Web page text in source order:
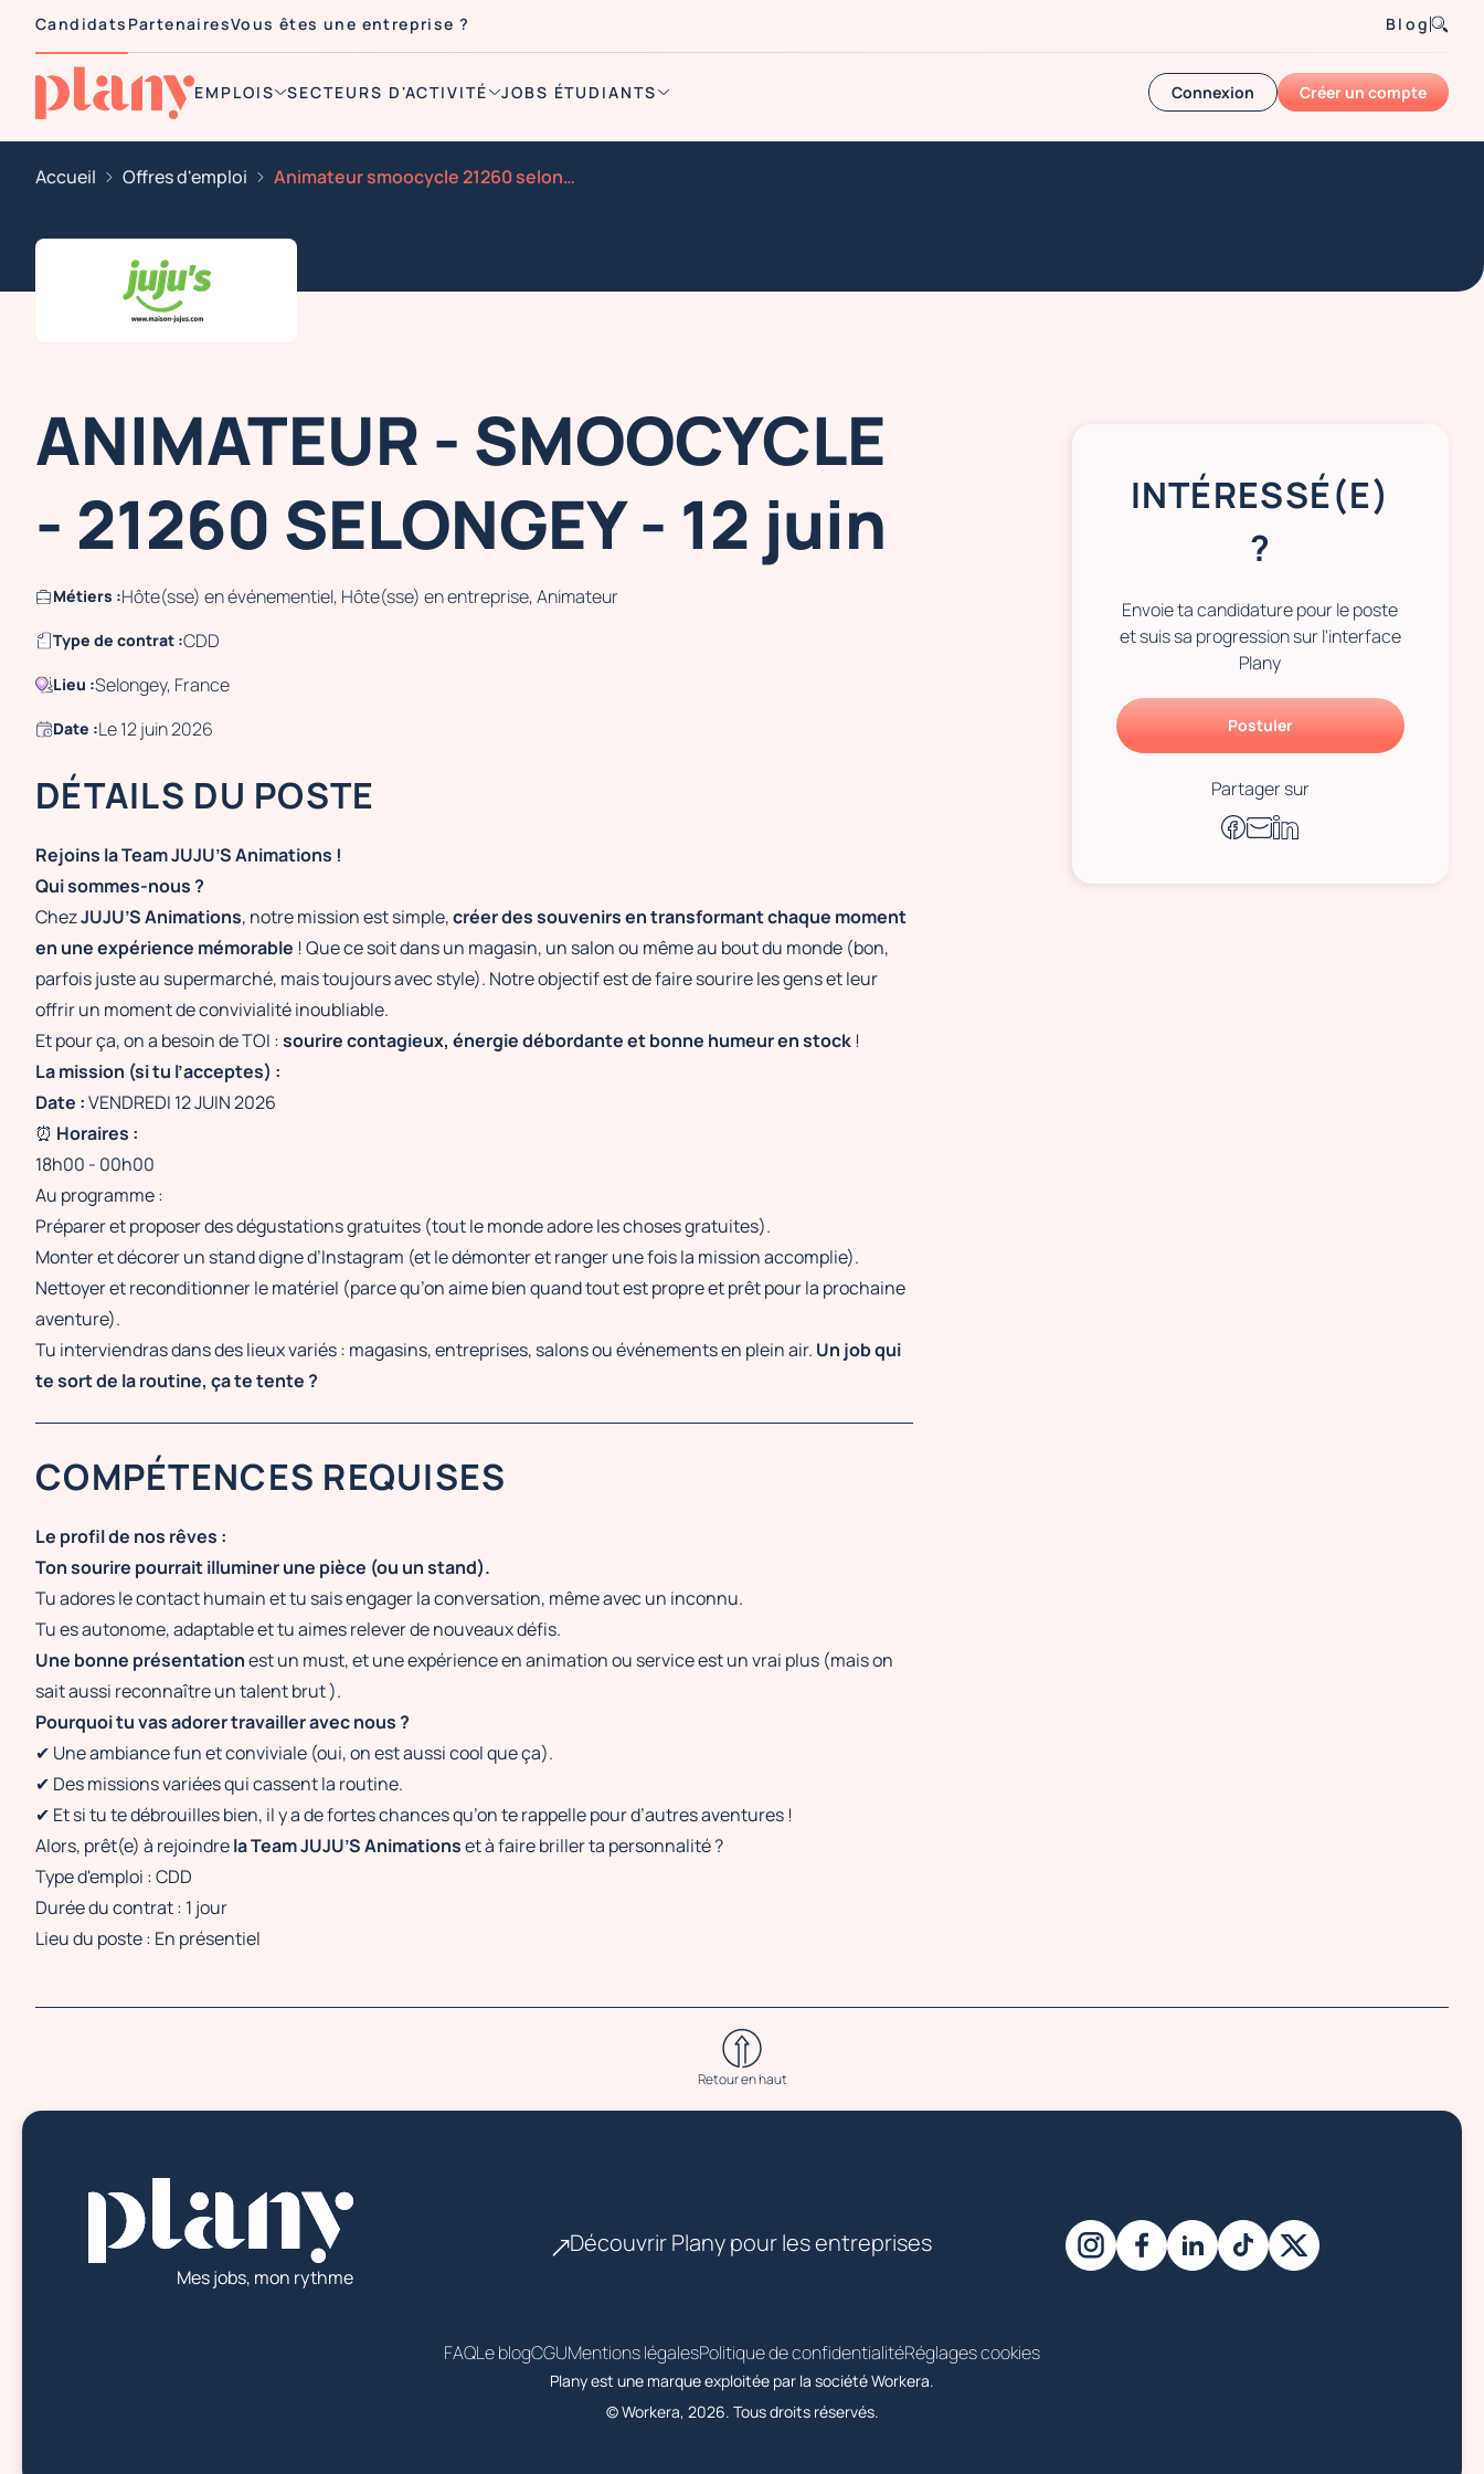
Candidats PartenairesVous êtes une entreprise ? Blog
EMPLOIS SECTEURS D'ACTIVITÉ JOBS ÉTUDIANTS Connexion Créer un compte
Accueil Offres d'emploi Animateur smoocycle 21260 selongey 12 juin
ANIMATEUR - SMOOCYCLE
- 21260 SELONGEY - 12 juin
Métiers :Hôte(sse) en événementiel, Hôte(sse) en entreprise, Animateur
Type de contrat :CDD
Lieu :Selongey, France
Date :Le 12 juin 2026
DÉTAILS DU POSTE
Rejoins la Team JUJU’S Animations !
Qui sommes-nous ?
ChezJUJU’S Animations, notre mission est simple,créer des souvenirs en transformant chaque moment
en une expérience mémorable ! Que ce soit dans un magasin, un salon ou même au bout du monde (bon,
parfois juste au supermarché, mais toujours avec style). Notre objectif est de faire sourire les gens et leur
offrir un moment de convivialité inoubliable.
Et pour ça, on a besoin de TOI :sourire contagieux, énergie débordante et bonne humeur en stock !
La mission (si tu l’acceptes) :
Date :VENDREDI 12 JUIN 2026
⏰ Horaires :
18h00 - 00h00
Au programme :
Préparer et proposer des dégustations gratuites (tout le monde adore les choses gratuites).
Monter et décorer un stand digne d’Instagram (et le démonter et ranger une fois la mission accomplie).
Nettoyer et reconditionner le matériel (parce qu’on aime bien quand tout est propre et prêt pour la prochaine
aventure).
Tu interviendras dans des lieux variés : magasins, entreprises, salons ou événements en plein air. Un job qui
te sort de la routine, ça te tente ?
COMPÉTENCES REQUISES
Le profil de nos rêves :
Ton sourire pourrait illuminer une pièce (ou un stand).
Tu adores le contact humain et tu sais engager la conversation, même avec un inconnu.
Tu es autonome, adaptable et tu aimes relever de nouveaux défis.
Une bonne présentationest un must, et une expérience en animation ou service est un vrai plus (mais on
sait aussi reconnaître un talent brut ).
Pourquoi tu vas adorer travailler avec nous ?
✔ Une ambiance fun et conviviale (oui, on est aussi cool que ça).
✔ Des missions variées qui cassent la routine.
✔ Et si tu te débrouilles bien, il y a de fortes chances qu’on te rappelle pour d’autres aventures !
Alors, prêt(e) à rejoindrela Team JUJU’S Animationset à faire briller ta personnalité ?
Type d'emploi : CDD
Durée du contrat : 1 jour
Lieu du poste : En présentiel
INTÉRESSÉ(E)
?
Envoie ta candidature pour le poste
et suis sa progression sur l'interface
Plany
Postuler
Partager sur
Retour en haut
Mes jobs, mon rythme
Découvrir Plany pour les entreprises
Plany est une marque exploitée par la société Workera.
© Workera, 2026. Tous droits réservés.
FAQLe blogCGUMentions légalesPolitique de confidentialitéRéglages cookies